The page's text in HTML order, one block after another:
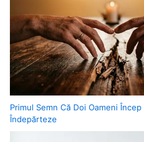
Primul Semn Că Doi Oameni Încep
Îndepărteze